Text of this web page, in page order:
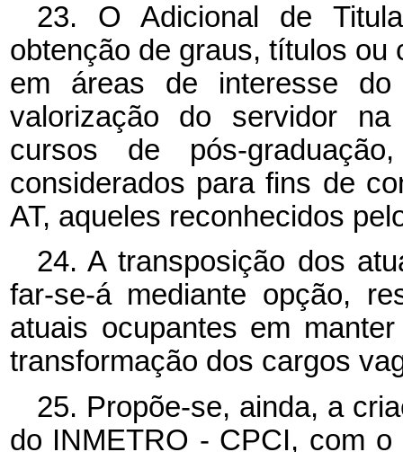
23. O Adicional de
obtenção de graus, títulos
em áreas de interesse
valorização do servidor
cursos de pós-
considerados para fins de
AT, aqueles reconhecidos
24. A transposição dos
far-se-á mediante opção,
atuais ocupantes em
transformação dos cargos
25. Propõe-se, ainda, a
do INMETRO - CPCI, com